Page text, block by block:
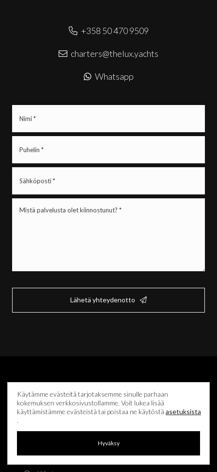
+358 50 470 9509
charters@thelux.yachts
Whatsapp
(Pakollinen)
(Pakollinen)
(Pakollinen)
palvelusta
Lähetä yhteydenotto
charters@thelux.yachts
Käytämme evästeitä tarjotaksemme sinulle parhaan
kokemuksen verkkosivustollamme. Voit lukea lisää
käyttämistämme evästeistä tai poistaa ne käytöstä asetuksista
.
Hyväksy